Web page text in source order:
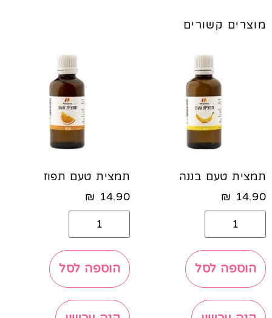
מוצרים קשורים
תמצית טעם בננה
14.90
₪
הוספה לסל
תמצית טעם תפוז
14.90
₪
הוספה לסל